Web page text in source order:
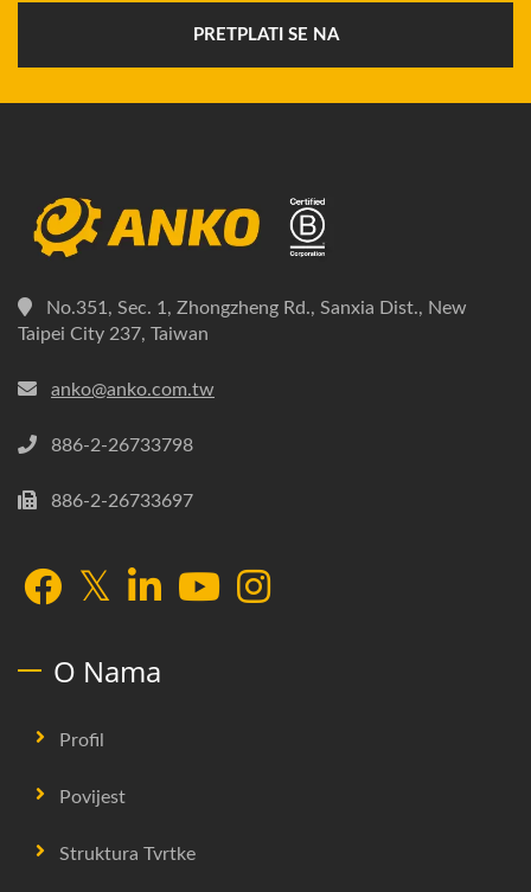
PRETPLATI SE NA
No.351, Sec. 1, Zhongzheng Rd., Sanxia Dist., New
Taipei City 237, Taiwan
anko@anko.com.tw
886-2-26733798
886-2-26733697
O Nama
Profil
Povijest
Struktura Tvrtke